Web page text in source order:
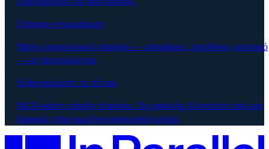
Γρήγορη ενσωμάτωση
Μήνες οργανωτικού πλαισίου — αποφάσεις, υπεύθυνοι, ιστορικό
— σε δευτερόλεπτα.
Ευθυγραμμίστε το AI σας
MCP-native επίπεδο πλαισίου. Τα εργαλεία AI αντλούν από μια
διαρκώς ενημερωμένη οργανωτική μνήμη.